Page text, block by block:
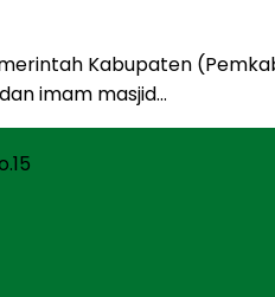
Kabupaten
imam masjid…